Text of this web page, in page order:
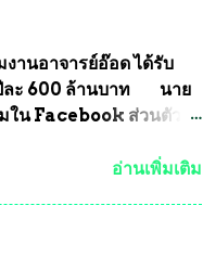
านอาจารย์อ๊อด ได้รับ
ปีละ 600 ล้านบาท นาย
น Facebook ส่วนตัว
นประเทศไทย จะทำให้
อ่านเพิ่มเติม